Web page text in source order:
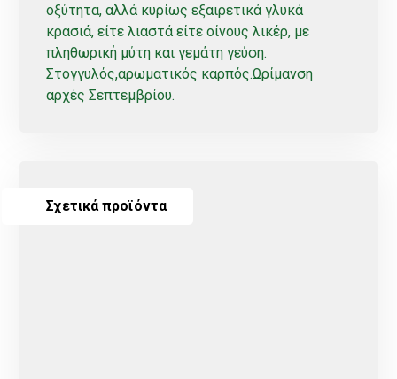
οξύτητα, αλλά κυρίως εξαιρετικά γλυκά
κρασιά, είτε λιαστά είτε οίνους λικέρ, με
πληθωρική μύτη και γεμάτη γεύση.
Στογγυλός,αρωματικός καρπός.Ωρίμανση
αρχές Σεπτεμβρίου.
Σχετικά προϊόντα